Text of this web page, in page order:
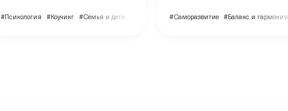
#Психология #Коучинг #Семья и дети #Саморазвитие #Баланс и гармония